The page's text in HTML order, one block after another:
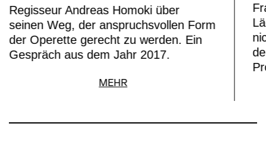
Regisseur Andreas Homoki über
seinen Weg, der anspruchsvollen Form
der Operette gerecht zu werden. Ein
Gespräch aus dem Jahr 2017.
MEHR